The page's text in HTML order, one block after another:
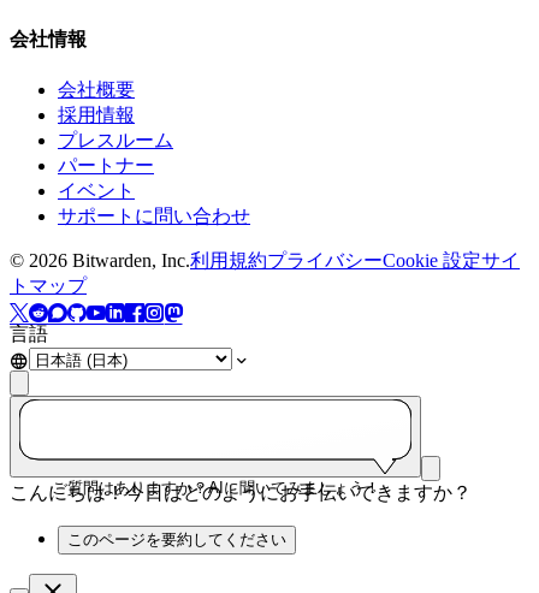
会社情報
会社概要
採用情報
プレスルーム
パートナー
イベント
サポートに問い合わせ
© 2026 Bitwarden, Inc.利用規約プライバシーCookie 設定サイ
トマップ
言語
ご質問はありますか？AIに聞いてみましょう！
こんにちは！今日はどのようにお手伝いできますか？
このページを要約してください